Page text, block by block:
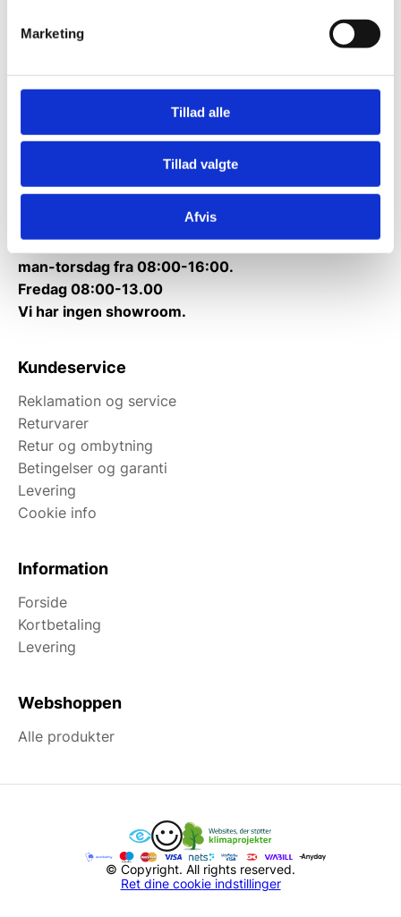
Marketing
Tillad alle
Tillad valgte
Afvis
Rømersvej 33
Kontakt@gastrobutikken.dk
Mandag til torsdag: 10:00 – 14:00.
Afhentning muligt
man-torsdag fra 08:00-16:00.
Fredag 08:00-13.00
Vi har ingen showroom.
Kundeservice
Reklamation og service
Returvarer
Retur og ombytning
Betingelser og garanti
Levering
Cookie info
Information
Forside
Kortbetaling
Levering
Webshoppen
Alle produkter
© Copyright. All rights reserved.
Ret dine cookie indstillinger